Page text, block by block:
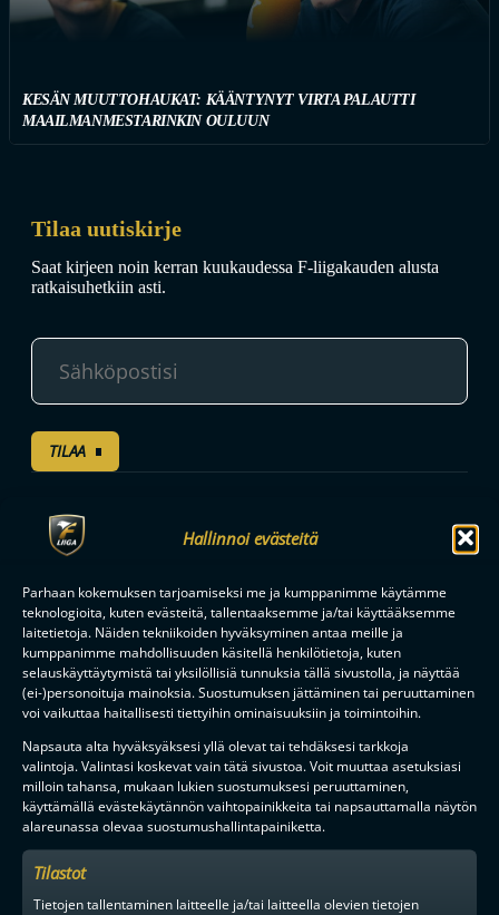
Hallinnoi evästeitä
Parhaan kokemuksen tarjoamiseksi me ja kumppanimme käytämme
teknologioita, kuten evästeitä, tallentaaksemme ja/tai käyttääksemme
laitetietoja. Näiden tekniikoiden hyväksyminen antaa meille ja
kumppanimme mahdollisuuden käsitellä henkilötietoja, kuten
selauskäyttäytymistä tai yksilöllisiä tunnuksia tällä sivustolla, ja näyttää
(ei-)personoituja mainoksia. Suostumuksen jättäminen tai peruuttaminen
voi vaikuttaa haitallisesti tiettyihin ominaisuuksiin ja toimintoihin.
Napsauta alta hyväksyäksesi yllä olevat tai tehdäksesi tarkkoja
valintoja. Valintasi koskevat vain tätä sivustoa. Voit muuttaa asetuksiasi
milloin tahansa, mukaan lukien suostumuksesi peruuttaminen,
käyttämällä evästekäytännön vaihtopainikkeita tai napsauttamalla näytön
alareunassa olevaa suostumushallintapainiketta.
Tilastot
Tietojen tallentaminen laitteelle ja/tai laitteella olevien tietojen
KESÄN MUUTTOHAUKAT: KÄÄNTYNYT VIRTA PALAUTTI
MAAILMANMESTARINKIN OULUUN
Tilaa uutiskirje
Saat kirjeen noin kerran kuukaudessa F-liigakauden alusta
ratkaisuhetkiin asti.
TILAA
F-LIIGANKUMPPANIT